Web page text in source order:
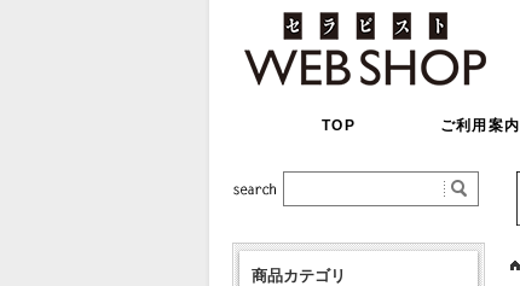
TOP ご利用案内
商品カテゴリ